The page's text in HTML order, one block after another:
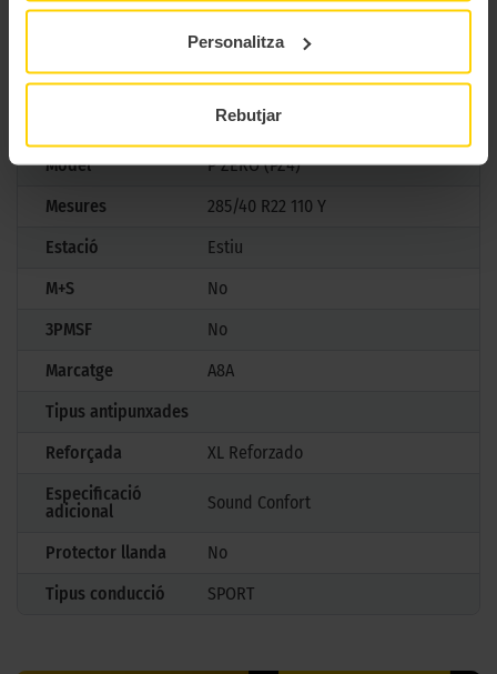
Personalitza
Rebutjar
pneumàtic definitiu per a cotxes esportius d’alta gamma.
Pirelli
Model
P ZERO (PZ4)
Mesures
285/40 R22 110 Y
Estació
Estiu
M+S
No
3PMSF
No
Marcatge
A8A
Tipus antipunxades
Reforçada
XL Reforzado
Especificació
adicional
Sound Confort
Protector llanda
No
Tipus conducció
SPORT